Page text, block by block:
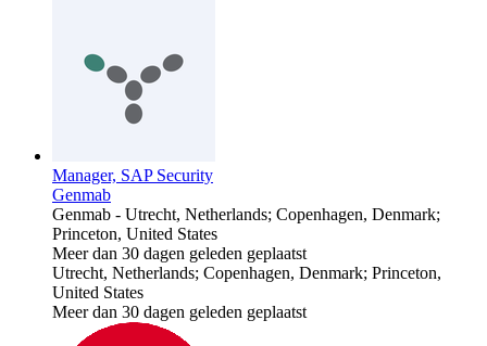
Manager, SAP Security
Genmab
Genmab - Utrecht, Netherlands; Copenhagen, Denmark;
Princeton, United States
Meer dan 30 dagen geleden geplaatst
Utrecht, Netherlands; Copenhagen, Denmark; Princeton,
United States
Meer dan 30 dagen geleden geplaatst